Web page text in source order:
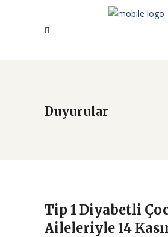
Duyurular
Tip 1 Diyabetli
Aileleriyle 14